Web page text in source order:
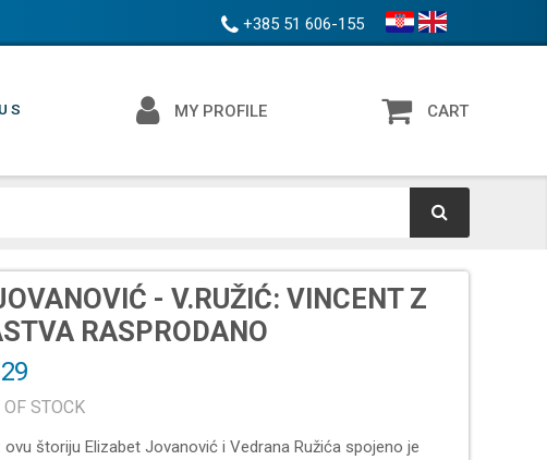
+385 51 606-155
MY PROFILE CART
- V.RUŽIĆ: VINCENT Z
RASPRODANO
OF STOCK
ovu štoriju Elizabet Jovanović i Vedrana Ružića spojeno je